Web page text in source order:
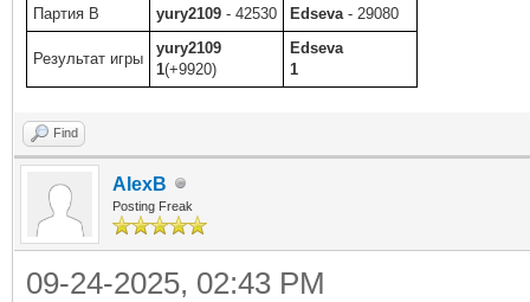
Партия B
yury2109 - 42530 Edseva - 29080
Результат игры
yury2109
1(+9920)
Edseva
1
Find
AlexB
Posting Freak
09-24-2025, 02:43 PM